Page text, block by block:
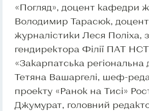
«Погляд», доцент кафедри
Володимир Тарасюк,
журналістики Леся Поліха,
гендиректора Філії ПАТ
«Закарпатська регіональна
Тетяна Вашаргелі, шеф-
проекту «Ранок на Тисі»
Джумурат, головний